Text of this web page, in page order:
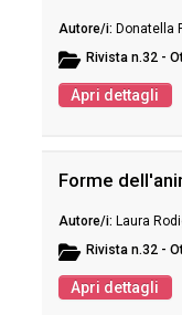
Donatella
Rivista n.32 -
Apri dettagli
Forme
Laura
Rivista n.32 -
Apri dettagli